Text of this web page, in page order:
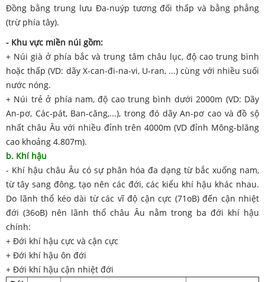
Đồng bằng trung lưu Đa-nuýp tương đối thấp và bằng phẳng
(trừ phía tây).
- Khu vực miền núi gồm:
+ Núi già ở phía bắc và trung tâm châu lục, độ cao trung bình
hoặc thấp (VD: dãy X-can-đi-na-vi, U-ran, ...) cùng với nhiều suối
nước nóng.
+ Núi trẻ ở phía nam, độ cao trung bình dưới 2000m (VD: Dãy
An-pơ, Các-pát, Ban-căng,...), trong đó dãy An-pơ cao và đồ sộ
nhất châu Âu với nhiều đỉnh trên 4000m (VD đỉnh Mông-blăng
cao khoảng 4.807m).
b. Khí hậu
- Khí hậu châu Âu có sự phân hóa đa dạng từ bắc xuống nam,
từ tây sang đông, tạo nên các đới, các kiểu khí hậu khác nhau.
Do lãnh thổ kéo dài từ các vĩ độ cận cực (71oB) đến cận nhiệt
đới (36oB) nên lãnh thổ châu Âu nằm trong ba đới khí hậu
chính:
+ Đới khí hậu cực và cận cực
+ Đới khí hậu ôn đới
+ Đới khí hậu cận nhiệt đới